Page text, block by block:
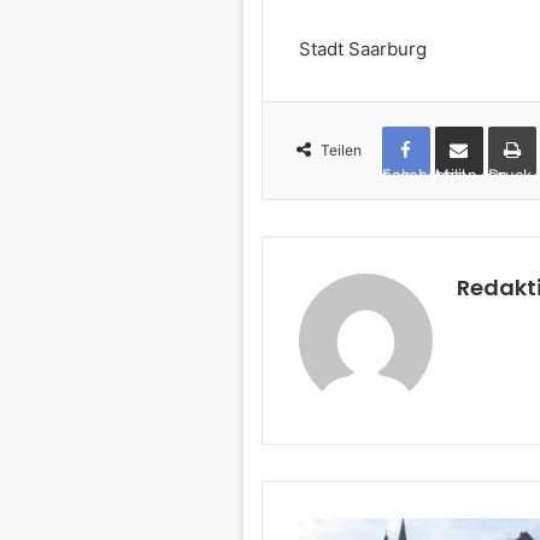
Stadt Saarburg
Teilen
Facebook per Mail teilen Drucken